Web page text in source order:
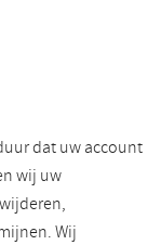
dat uw account
wij uw
Wij